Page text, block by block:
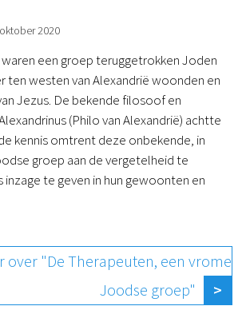
2020
een groep teruggetrokken Joden
ten westen van Alexandrië woonden en
Jezus. De bekende filosoof en
(Philo van Alexandrië) achtte
kennis omtrent deze onbekende, in
groep aan de vergetelheid te
inzage te geven in hun gewoonten en
over "De Therapeuten, een vrome
Joodse groep"